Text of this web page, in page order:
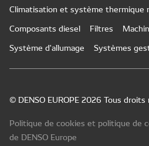
Climatisation et système thermique
Composants diesel
Filtres
Système d'allumage
Systèmes
© DENSO EUROPE 2026 Tous droits
Politique de cookies et politique de
de DENSO Europe